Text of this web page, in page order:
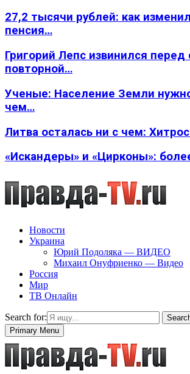
27,2 тысячи рублей: как
пенсия…
Григорий Лепс извинился перед
повторной…
Ученые: Население Земли
чем…
Литва осталась ни с чем:
«Искандеры» и «Цирконы»:
Новости
Украина
Юрий Подоляка — ВИДЕО
Михаил Онуфриенко — Видео
Россия
Мир
ТВ Онлайн
Search for:
Primary Menu